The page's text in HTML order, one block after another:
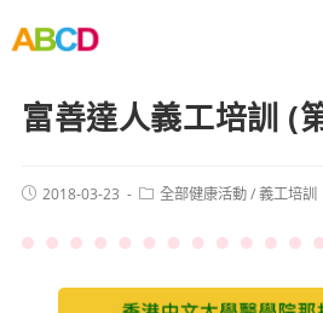
富善達人義工培訓 (
2018-03-23 全部健康活動/義工培訓